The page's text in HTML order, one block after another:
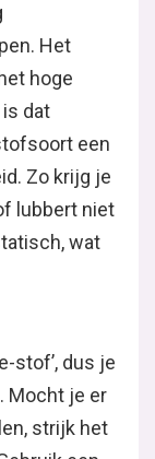
Het
hoge
dat
een
Zo krijg je
lubbert niet
wat
stof’, dus je
Mocht je er
strijk het